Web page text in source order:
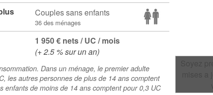
Couples sans enfants
36 des ménages
1 950 € nets / UC / mois
(+ 2.5 % sur un an)
Dans un ménage, le premier adulte
les autres personnes de plus de 14 ans comptent
enfants de moins de 14 ans comptent pour 0,3 UC